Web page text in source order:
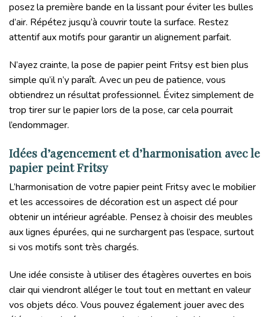
posez la première bande en la lissant pour éviter les bulles
d’air. Répétez jusqu’à couvrir toute la surface. Restez
attentif aux motifs pour garantir un alignement parfait.
N’ayez crainte, la pose de papier peint Fritsy est bien plus
simple qu’il n’y paraît. Avec un peu de patience, vous
obtiendrez un résultat professionnel. Évitez simplement de
trop tirer sur le papier lors de la pose, car cela pourrait
l’endommager.
Idées d’agencement et d’harmonisation avec le
papier peint Fritsy
L’harmonisation de votre papier peint Fritsy avec le mobilier
et les accessoires de décoration est un aspect clé pour
obtenir un intérieur agréable. Pensez à choisir des meubles
aux lignes épurées, qui ne surchargent pas l’espace, surtout
si vos motifs sont très chargés.
Une idée consiste à utiliser des étagères ouvertes en bois
clair qui viendront alléger le tout tout en mettant en valeur
vos objets déco. Vous pouvez également jouer avec des